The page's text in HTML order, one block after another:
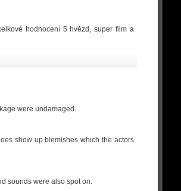
hodnocení 5 hvězd, super film a
were undamaged.
show up blemishes which the actors
sounds were also spot on.